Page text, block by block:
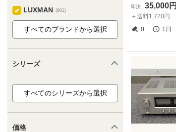
LUXMAN (901)
シリーズ
価格
即決 35,000円
＋送料1,720円
0
1日